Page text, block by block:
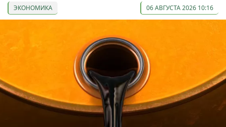
ЭКОНОМИКА 06 АВГУСТА 2026 10:16